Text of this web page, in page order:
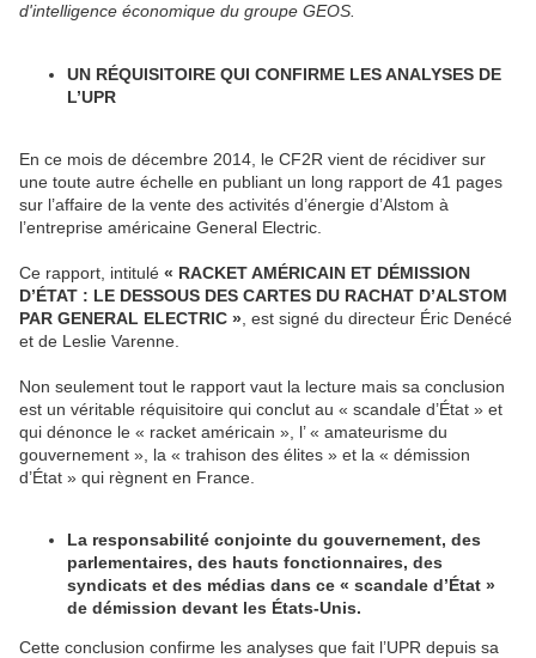
d'intelligence économique du groupe GEOS.
UN RÉQUISITOIRE QUI CONFIRME LES ANALYSES DE
L’UPR
En ce mois de décembre 2014, le CF2R vient de récidiver sur
une toute autre échelle en publiant un long rapport de 41 pages
sur l’affaire de la vente des activités d’énergie d’Alstom à
l’entreprise américaine General Electric.
Ce rapport, intitulé « RACKET AMÉRICAIN ET DÉMISSION
D’ÉTAT : LE DESSOUS DES CARTES DU RACHAT D’ALSTOM
PAR GENERAL ELECTRIC » , est signé du directeur Éric Denécé
et de Leslie Varenne.
Non seulement tout le rapport vaut la lecture mais sa conclusion
est un véritable réquisitoire qui conclut au « scandale d’État » et
qui dénonce le « racket américain », l’ « amateurisme du
gouvernement », la « trahison des élites » et la « démission
d’État » qui règnent en France.
La responsabilité conjointe du gouvernement, des
parlementaires, des hauts fonctionnaires, des
syndicats et des médias dans ce « scandale d’État »
de démission devant les États-Unis.
Cette conclusion confirme les analyses que fait l’UPR depuis sa